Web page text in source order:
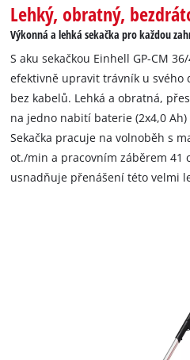
Lehký, obratný,
Výkonná a lehká sekačka pro každou
S aku sekačkou Einhell GP-CM
efektivně upravit trávník u svého
bez kabelů. Lehká a obratná,
na jedno nabití baterie (2x4,0
Sekačka pracuje na volnoběh s
ot./min a pracovním záběrem 41
usnadňuje přenášení této velmi